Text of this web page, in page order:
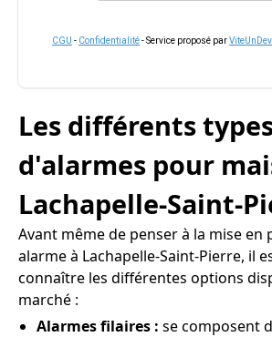
CGU - Confidentialité- Service proposé par
Les différents
d'alarmes pour
Lachapelle-Saint-
Avant même de penser à la mise en
alarme à Lachapelle-Saint-Pierre, il
connaître les différentes options
marché :
Alarmes filaires : se composent